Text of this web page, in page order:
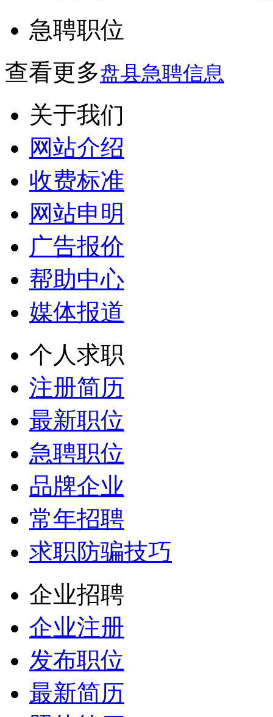
急聘职位
查看更多盘县急聘信息
关于我们
网站介绍
收费标准
网站申明
广告报价
帮助中心
媒体报道
个人求职
注册简历
最新职位
急聘职位
品牌企业
常年招聘
求职防骗技巧
企业招聘
企业注册
发布职位
最新简历